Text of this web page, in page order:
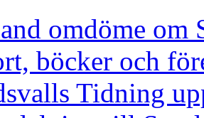
omdöme
böcker och
Tidning